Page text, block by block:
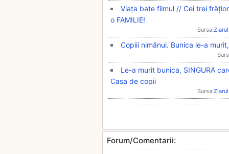
Viața bate filmul // Cei trei
o FAMILIE!
Sursa:
Copiii nimănui. Bunica le-a
Le-a murit bunica, SINGURA
Casa de copii
Sursa:
Forum/Comentarii: